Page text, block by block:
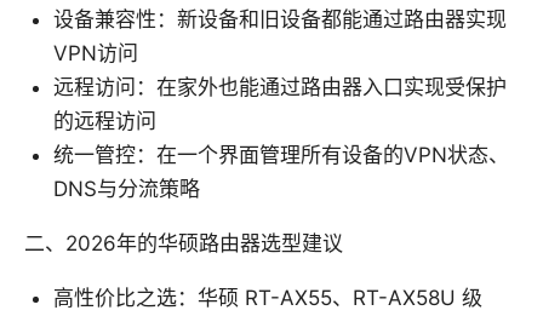
设备兼容性：新设备和旧设备都能通过路由器实现
VPN访问
远程访问：在家外也能通过路由器入口实现受保护
的远程访问
统一管控：在一个界面管理所有设备的VPN状态、
DNS与分流策略
二、2026年的华硕路由器选型建议
高性价比之选：华硕 RT-AX55、RT-AX58U 级